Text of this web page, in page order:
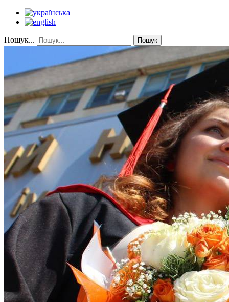
Пошук... Пошук